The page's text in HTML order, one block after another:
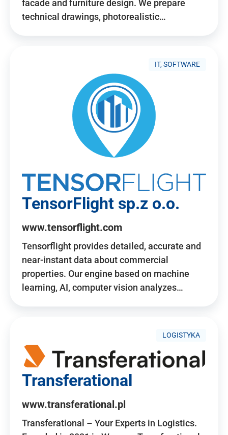
facade and furniture design. We prepare
technical drawings, photorealistic…
IT, SOFTWARE
TensorFlight sp.z o.o.
www.tensorflight.com
Tensorflight provides detailed, accurate and
near-instant data about commercial
properties. Our engine based on machine
learning, AI, computer vision analyzes…
LOGISTYKA
Transferational
www.transferational.pl
Transferational – Your Experts in Logistics.